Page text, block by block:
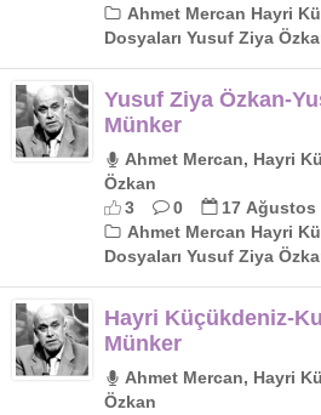
Ahmet Mercan Hayri
Dosyaları Yusuf Ziya
Yusuf Ziya Özkan-
Münker
Ahmet Mercan, Hayri
Özkan
3
0
17 Ağustos
Ahmet Mercan Hayri
Dosyaları Yusuf Ziya
Hayri Küçükdeniz-
Münker
Ahmet Mercan, Hayri
Özkan